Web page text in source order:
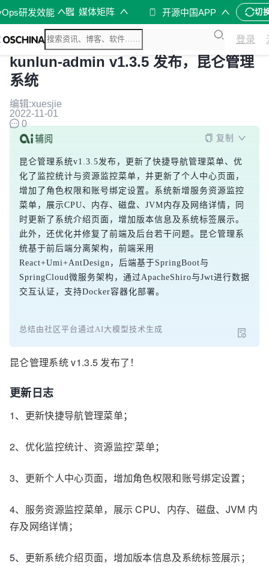
研发效能 媒体矩阵 开源中国APP 切
登录
kunlun-admin v1.3.5 发布，昆仑管理
系统
编辑:xuesjie
2022-11-01
0
复制
昆仑管理系统v1.3.5发布，更新了快捷导航管理菜单、优
化了监控统计与资源监控菜单，并更新了个人中心页面，
增加了角色权限和账号绑定设置。系统新增服务资源监控
菜单，展示CPU、内存、磁盘、JVM内存及网络详情，同
时更新了系统介绍页面，增加版本信息及系统标签展示。
此外，还优化并修复了前端及后台若干问题。昆仑管理系
统基于前后端分离架构，前端采用
React+Umi+AntDesign，后端基于SpringBoot与
SpringCloud微服务架构，通过ApacheShiro与Jwt进行数据
交互认证，支持Docker容器化部署。
总结由社区平台通过AI大模型技术生成
昆仑管理系统 v1.3.5 发布了！
更新日志
1、更新快捷导航管理菜单；
2、优化监控统计、 资源监控’菜单；
3、更新个人中心页面，增加角色权限和账号绑定设置；
4、 服务资源监控菜单，展示 CPU、内存、磁盘、JVM 内
存及网络详情；
5、 更新系统介绍页面，增加版本信息及系统标签展示；